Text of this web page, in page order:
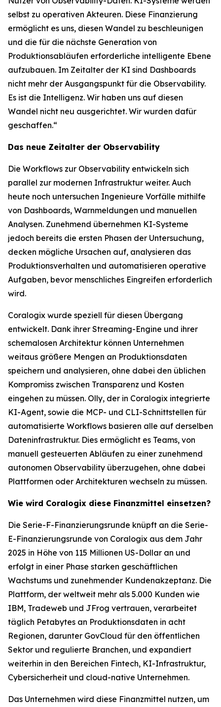
selbst zu operativen Akteuren. Diese Finanzierung
ermöglicht es uns, diesen Wandel zu beschleunigen
und die für die nächste Generation von
Produktionsabläufen erforderliche intelligente Ebene
aufzubauen. Im Zeitalter der KI sind Dashboards
nicht mehr der Ausgangspunkt für die Observability.
Es ist die Intelligenz. Wir haben uns auf diesen
Wandel nicht neu ausgerichtet. Wir wurden dafür
geschaffen.“
Das neue Zeitalter der Observability
Die Workflows zur Observability entwickeln sich
parallel zur modernen Infrastruktur weiter. Auch
heute noch untersuchen Ingenieure Vorfälle mithilfe
von Dashboards, Warnmeldungen und manuellen
Analysen. Zunehmend übernehmen KI-Systeme
jedoch bereits die ersten Phasen der Untersuchung,
decken mögliche Ursachen auf, analysieren das
Produktionsverhalten und automatisieren operative
Aufgaben, bevor menschliches Eingreifen erforderlich
wird.
Coralogix wurde speziell für diesen Übergang
entwickelt. Dank ihrer Streaming-Engine und ihrer
schemalosen Architektur können Unternehmen
weitaus größere Mengen an Produktionsdaten
speichern und analysieren, ohne dabei den üblichen
Kompromiss zwischen Transparenz und Kosten
eingehen zu müssen. Olly, der in Coralogix integrierte
KI-Agent, sowie die MCP- und CLI-Schnittstellen für
automatisierte Workflows basieren alle auf derselben
Dateninfrastruktur. Dies ermöglicht es Teams, von
manuell gesteuerten Abläufen zu einer zunehmend
autonomen Observability überzugehen, ohne dabei
Plattformen oder Architekturen wechseln zu müssen.
Wie wird Coralogix diese Finanzmittel einsetzen?
Die Serie-F-Finanzierungsrunde knüpft an die Serie-
E-Finanzierungsrunde von Coralogix aus dem Jahr
2025 in Höhe von 115 Millionen US-Dollar an und
erfolgt in einer Phase starken geschäftlichen
Wachstums und zunehmender Kundenakzeptanz. Die
Plattform, der weltweit mehr als 5.000 Kunden wie
IBM, Tradeweb und JFrog vertrauen, verarbeitet
täglich Petabytes an Produktionsdaten in acht
Regionen, darunter GovCloud für den öffentlichen
Sektor und regulierte Branchen, und expandiert
weiterhin in den Bereichen Fintech, KI-Infrastruktur,
Cybersicherheit und cloud-native Unternehmen.
Das Unternehmen wird diese Finanzmittel nutzen, um